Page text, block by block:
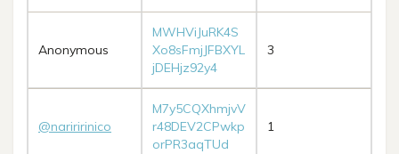
Anonymous
MWHViJuRK4S
Xo8sFmjJFBXYL
jDEHjz92y4
3
@nariririnico
M7y5CQXhmjvV
r48DEV2CPwkp
orPR3aqTUd
1